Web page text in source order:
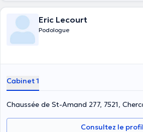
Eric Lecourt
Podologue
Cabinet 1
Chaussée de St-Amand 277, 7521,
Consultez le profil